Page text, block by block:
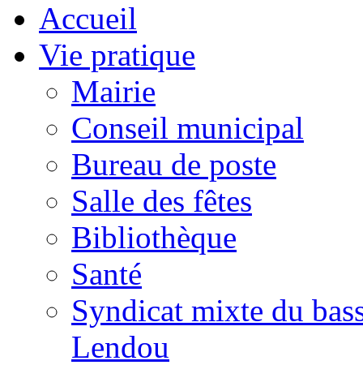
Accueil
Vie pratique
Mairie
Conseil municipal
Bureau de poste
Salle des fêtes
Bibliothèque
Santé
Syndicat mixte du
Lendou